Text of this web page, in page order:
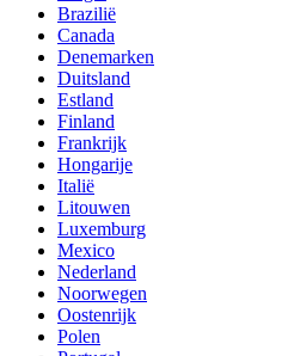
Brazilië
Canada
Denemarken
Duitsland
Estland
Finland
Frankrijk
Hongarije
Italië
Litouwen
Luxemburg
Mexico
Nederland
Noorwegen
Oostenrijk
Polen